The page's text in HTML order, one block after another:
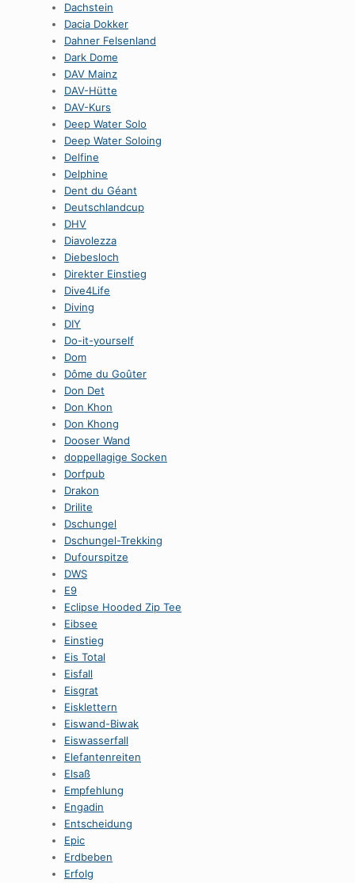
Dachstein
Dacia Dokker
Dahner Felsenland
Dark Dome
DAV Mainz
DAV-Hütte
DAV-Kurs
Deep Water Solo
Deep Water Soloing
Delfine
Delphine
Dent du Géant
Deutschlandcup
DHV
Diavolezza
Diebesloch
Direkter Einstieg
Dive4Life
Diving
DIY
Do-it-yourself
Dom
Dôme du Goûter
Don Det
Don Khon
Don Khong
Dooser Wand
doppellagige Socken
Dorfpub
Drakon
Drilite
Dschungel
Dschungel-Trekking
Dufourspitze
DWS
E9
Eclipse Hooded Zip Tee
Eibsee
Einstieg
Eis Total
Eisfall
Eisgrat
Eisklettern
Eiswand-Biwak
Eiswasserfall
Elefantenreiten
Elsaß
Empfehlung
Engadin
Entscheidung
Epic
Erdbeben
Erfolg